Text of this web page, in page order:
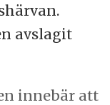
avslagit
innebär att